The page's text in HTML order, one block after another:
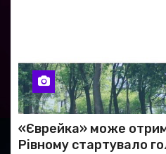
«Єврейка» може
Рівному стартувало